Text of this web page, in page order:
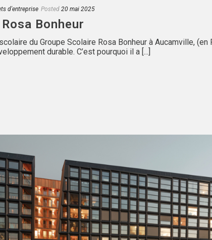
d'entreprise Posted 20 mai 2025
Bonheur
du Groupe Scolaire Rosa Bonheur à Aucamville, (en
durable. C’est pourquoi il a [...]